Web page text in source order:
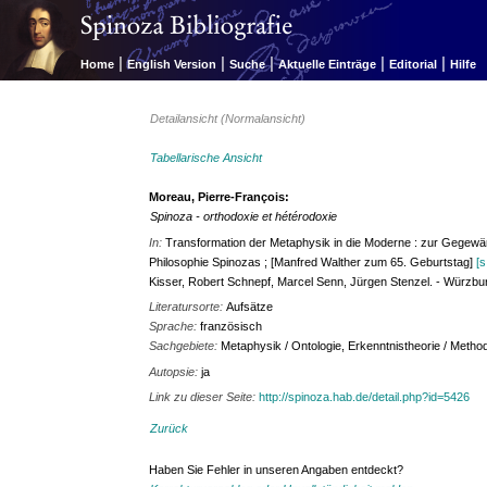
Home | English Version | Suche | Aktuelle Einträge | Editorial | Hilfe
Detailansicht (Normalansicht)
Tabellarische Ansicht
Moreau, Pierre-François:
Spinoza - orthodoxie et hétérodoxie
In:Transformation der Metaphysik in die Moderne : zur
Philosophie Spinozas ; [Manfred Walther zum 65. Geburtstag]
Kisser, Robert Schnepf, Marcel Senn, Jürgen Stenzel. -
Literatursorte:Aufsätze
Sprache:französisch
Sachgebiete:Metaphysik / Ontologie, Erkenntnistheorie /
Autopsie:ja
Link zu dieser Seite:http://spinoza.hab.de/detail.php?id=5426
Zurück
Haben Sie Fehler in unseren Angaben entdeckt?